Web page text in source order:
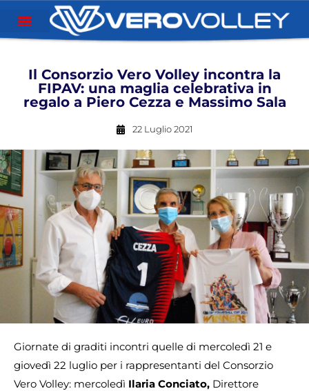
Il Consorzio Vero Volley incontra la
FIPAV: una maglia celebrativa in
regalo a Piero Cezza e Massimo Sala
22 Luglio 2021
Giornate di graditi incontri quelle di mercoledì 21 e
giovedì 22 luglio per i rappresentanti del Consorzio
Vero Volley: mercoledì Ilaria Conciato, Direttore